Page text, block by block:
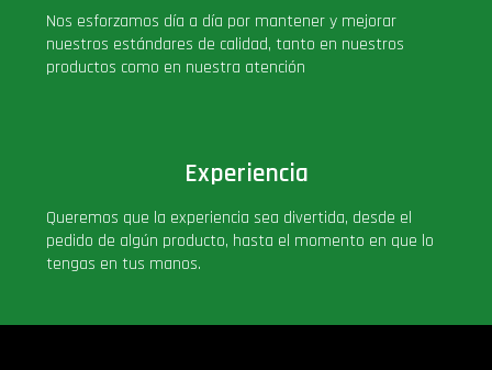
Nos esforzamos día a día por mantener y mejorar
nuestros estándares de calidad, tanto en nuestros
productos como en nuestra atención
Experiencia
Queremos que la experiencia sea divertida, desde el
pedido de algún producto, hasta el momento en que lo
tengas en tus manos.